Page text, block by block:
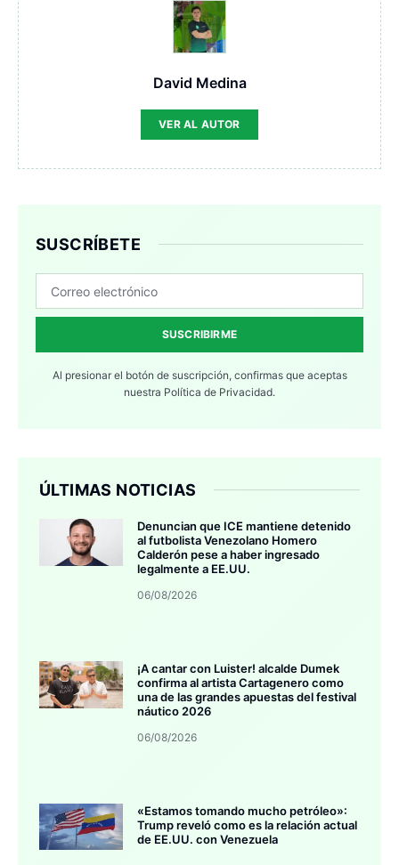
David Medina
VER AL AUTOR
SUSCRÍBETE
SUSCRIBIRME
Al presionar el botón de suscripción, confirmas que aceptas
nuestra Política de Privacidad.
ÚLTIMAS NOTICIAS
Denuncian que ICE mantiene detenido
al futbolista Venezolano Homero
Calderón pese a haber ingresado
legalmente a EE.UU.
06/08/2026
¡A cantar con Luister! alcalde Dumek
confirma al artista Cartagenero como
una de las grandes apuestas del festival
náutico 2026
06/08/2026
«Estamos tomando mucho petróleo»:
Trump reveló como es la relación actual
de EE.UU. con Venezuela